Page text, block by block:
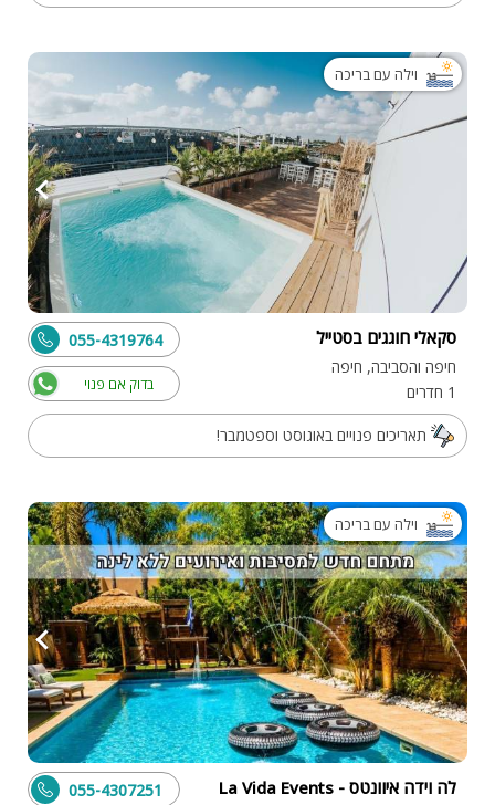
וילה עם בריכה
סקאלי חוגגים בסטייל
חיפה והסביבה, חיפה
1 חדרים
בדוק אם פנוי
055-4319764
תאריכים פנויים באוגוסט וספטמבר!
וילה עם בריכה
לה וידה איוונטס - La Vida Events 055-4307251